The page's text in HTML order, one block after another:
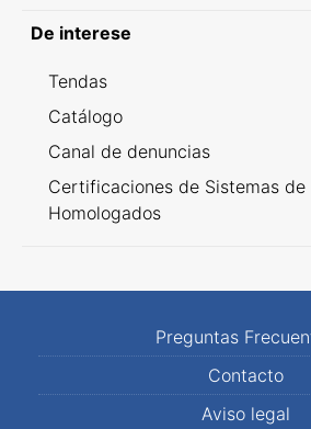
De interese
Tendas
Catálogo
Canal de denuncias
Certificaciones de Sistemas de
Homologados
Preguntas
Contacto
Aviso legal